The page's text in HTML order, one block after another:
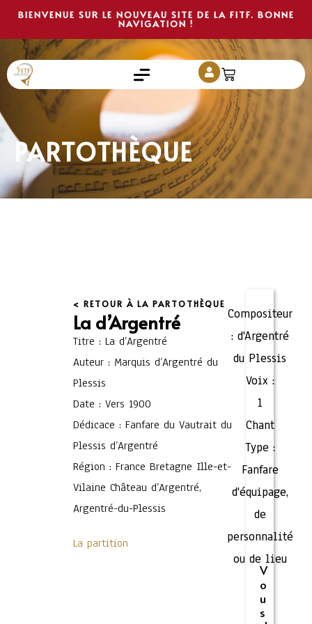
BIENVENUE SUR LE NOUVEAU SITE DE LA FITF. BONNE
NAVIGATION !
PARTOTHÈQUE
< RETOUR À LA PARTOTHÈQUE
La d’Argentré
Titre : La d’Argentré
Auteur : Marquis d’Argentré du
Plessis
Date : Vers 1900
Dédicace : Fanfare du Vautrait du
Plessis d’Argentré
Région : France Bretagne Ille-et-
Vilaine Château d’Argentré,
Argentré-du-Plessis
La partition
Compositeur
: d'Argentré
du Plessis
Voix :
1
Chant
Type :
Fanfare
d'équipage,
de
personnalité
ou de lieu
V
o
u
s